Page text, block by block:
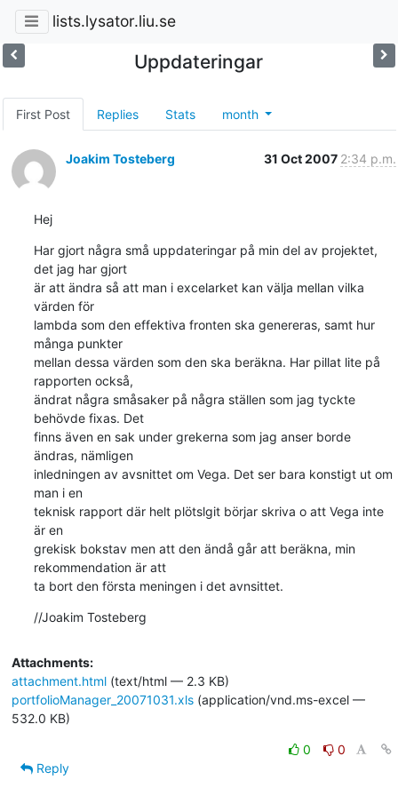
lists.lysator.liu.se
Uppdateringar
First Post Replies Stats month
Joakim Tosteberg 31 Oct 2007 2:34 p.m.
Hej
Har gjort några små uppdateringar på min del av projektet,
det jag har gjort
är att ändra så att man i excelarket kan välja mellan vilka
värden för
lambda som den effektiva fronten ska genereras, samt hur
många punkter
mellan dessa värden som den ska beräkna. Har pillat lite på
rapporten också,
ändrat några småsaker på några ställen som jag tyckte
behövde fixas. Det
finns även en sak under grekerna som jag anser borde
ändras, nämligen
inledningen av avsnittet om Vega. Det ser bara konstigt ut om
man i en
teknisk rapport där helt plötslgit börjar skriva o att Vega inte
är en
grekisk bokstav men att den ändå går att beräkna, min
rekommendation är att
ta bort den första meningen i det avnsittet.
//Joakim Tosteberg
Attachments:
attachment.html(text/html — 2.3 KB)
portfolioManager_20071031.xls(application/vnd.ms-excel —
532.0 KB)
0
0
Reply